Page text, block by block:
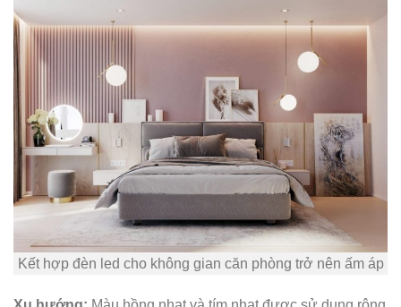
Kết hợp đèn led cho không gian căn phòng trở nên ấm áp